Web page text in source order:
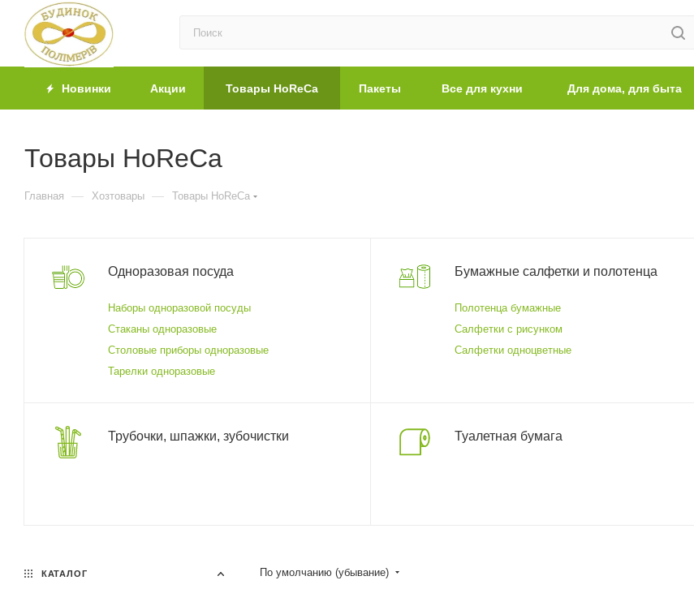
Новинки Акции Товары HoReCa Пакеты Все для кухни Для дома, для быта
Товары HoReCa
Главная — Хозтовары — Товары HoReCa
Одноразовая посуда
Наборы одноразовой посуды
Стаканы одноразовые
Столовые приборы одноразовые
Тарелки одноразовые
Бумажные салфетки и полотенца
Полотенца бумажные
Салфетки с рисунком
Салфетки одноцветные
Трубочки, шпажки, зубочистки Туалетная бумага
По умолчанию (убывание)
КАТАЛОГ